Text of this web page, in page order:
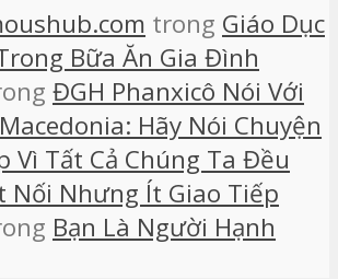
trong Giáo Dục
Bữa Ăn Gia Đình
ĐGH Phanxicô Nói Với
Hãy Nói Chuyện
Vì Tất Cả Chúng Ta Đều
Nối Nhưng Ít Giao Tiếp
Bạn Là Người Hạnh